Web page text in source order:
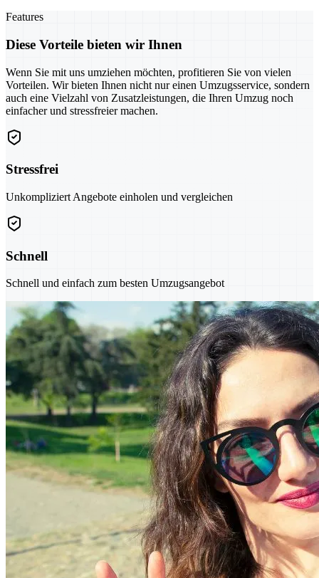
Features
Diese Vorteile bieten wir Ihnen
Wenn Sie mit uns umziehen möchten, profitieren Sie von vielen
Vorteilen. Wir bieten Ihnen nicht nur einen Umzugsservice, sondern
auch eine Vielzahl von Zusatzleistungen, die Ihren Umzug noch
einfacher und stressfreier machen.
Stressfrei
Unkompliziert Angebote einholen und vergleichen
Schnell
Schnell und einfach zum besten Umzugsangebot